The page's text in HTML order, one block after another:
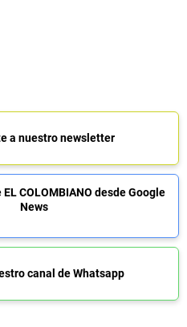
a nuestro newsletter
COLOMBIANO desde Google
News
canal de Whatsapp